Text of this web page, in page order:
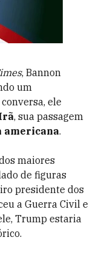
, Bannon
um
ele
, sua passagem
americana.
maiores
de figuras
presidente dos
a Guerra Civil e
Trump estaria